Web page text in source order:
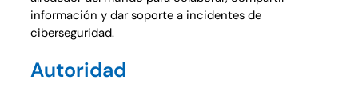
información y dar soporte a incidentes de
ciberseguridad.
Autoridad